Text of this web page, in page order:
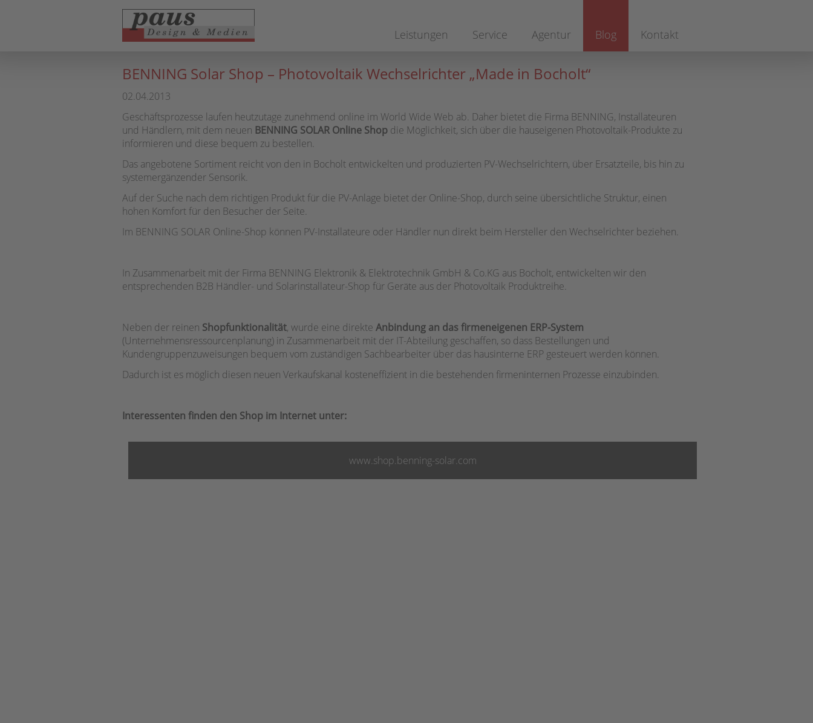
Navigation
Leistungen Service Agentur Blog Kontakt
BENNING Solar Shop – Photovoltaik Wechselrichter „Made in Bocholt“
02.04.2013
Geschäftsprozesse laufen heutzutage zunehmend online im World Wide Web ab. Daher bietet die Firma BENNING, Installateuren
und Händlern, mit dem neuen BENNING SOLAR Online Shop die Möglichkeit, sich über die hauseigenen Photovoltaik-Produkte zu
informieren und diese bequem zu bestellen.
Das angebotene Sortiment reicht von den in Bocholt entwickelten und produzierten PV-Wechselrichtern, über Ersatzteile, bis hin zu
systemergänzender Sensorik.
Auf der Suche nach dem richtigen Produkt für die PV-Anlage bietet der Online-Shop, durch seine übersichtliche Struktur, einen
hohen Komfort für den Besucher der Seite.
Im BENNING SOLAR Online-Shop können PV-Installateure oder Händler nun direkt beim Hersteller den Wechselrichter beziehen.
In Zusammenarbeit mit der Firma BENNING Elektronik & Elektrotechnik GmbH & Co.KG aus Bocholt, entwickelten wir den
entsprechenden B2B Händler- und Solarinstallateur-Shop für Geräte aus der Photovoltaik Produktreihe.
Neben der reinen Shopfunktionalität, wurde eine direkte Anbindung an das firmeneigenen ERP-System
(Unternehmensressourcenplanung) in Zusammenarbeit mit der IT-Abteilung geschaffen, so dass Bestellungen und
Kundengruppenzuweisungen bequem vom zuständigen Sachbearbeiter über das hausinterne ERP gesteuert werden können.
Dadurch ist es möglich diesen neuen Verkaufskanal kosteneffizient in die bestehenden firmeninternen Prozesse einzubinden.
Interessenten finden den Shop im Internet unter:
www.shop.benning-solar.com